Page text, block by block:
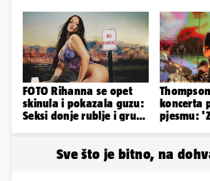
sunca
FOTO Rihanna se opet
skinula i pokazala guzu:
Seksi donje rublje i grudi
koncerta
pjesmu:
Sve što je bitno, na